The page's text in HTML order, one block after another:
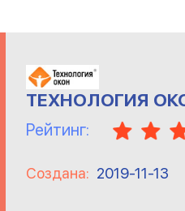
ТЕХНОЛОГИЯ
Рейтинг:
Создана: 2019-11-13